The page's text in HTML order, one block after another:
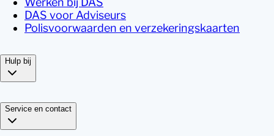
DAS voor Adviseurs
Polisvoorwaarden en verzekeringskaarten
Hulp bij
Service en contact